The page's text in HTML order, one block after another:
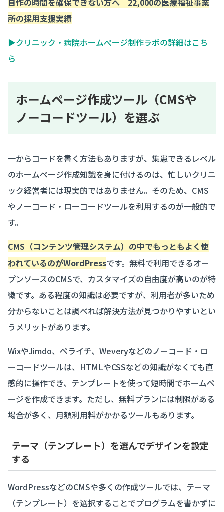
所の採用支援実績
▶クリニック・病院ホームぺージ制作ラボの詳細はこち
ら
ホームページ作成ツール（CMSや
ノーコードツール）を選ぶ
一からコードを書く方法もありますが、集患できるレベル
のホームページ作成知識を身に付けるのは、忙しいクリニ
ック経営者には現実的ではありません。そのため、CMS
やノーコード・ローコードツールを利用するのが一般的で
す。
CMS（コンテンツ管理システム）の中でもっともよく使
われているのがWordPressです。無料で利用できるオー
プンソースのCMSで、カスタマイズの自由度が高いのが特
徴です。ある程度の知識は必要ですが、利用者が多いため
分からないことは調べれば解決方法が見つかりやすいとい
うメリットがあります。
WixやJimdo、ペライチ、Weveryなどのノーコード・ロ
ーコードツールは、HTMLやCSSなどの知識がなくても直
感的に操作でき、テンプレートを使って短時間でホームペ
ージを作成できます。ただし、無料プランには制限がある
場合が多く、月額利用料がかかるツールもあります。
テーマ（テンプレート）を選んでデザインを設定
する
WordPressなどのCMSや多くの作成ツールでは、テーマ
（テンプレート）を選択することでプログラムを書かずに